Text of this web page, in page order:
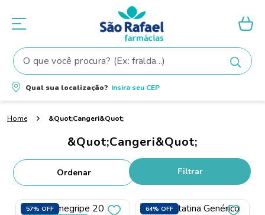
O que você procura? (Ex: fralda...)
Qual sua localização? Insira seu CEP
&Quot;Cangeri&Quot;
&Quot;Cangeri&Quot;
Filtrar
57% OFF
64% OFF
Termos mais buscados
1º fralda
2 shampoo
teste gravidez
5º tintura cabelo
6º elseve